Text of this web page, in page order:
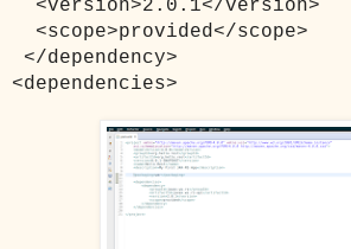
<version>2.0.1</version>
<scope>provided</scope>
</dependency>
<dependencies>